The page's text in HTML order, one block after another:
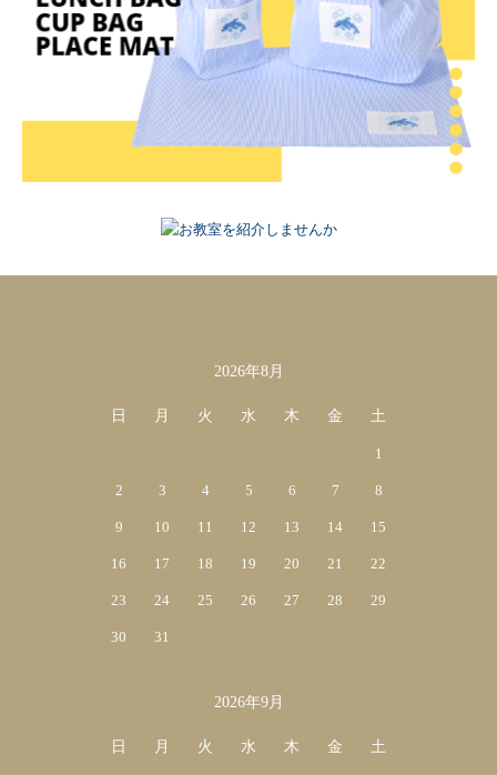
2026年8月
日 月 火 水 木 金 土
1
2 3 4 5 6 7 8
9 10 11 12 13 14 15
16 17 18 19 20 21 22
23 24 25 26 27 28 29
30 31
2026年9月
日 月 火 水 木 金 土